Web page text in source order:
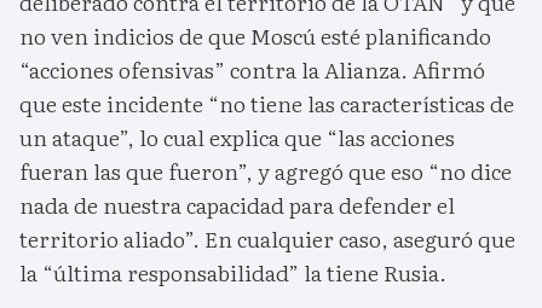
no ven indicios de que Moscú esté planificando
“acciones ofensivas” contra la Alianza. Afirmó
que este incidente “no tiene las características de
un ataque”, lo cual explica que “las acciones
fueran las que fueron”, y agregó que eso “no dice
nada de nuestra capacidad para defender el
territorio aliado”. En cualquier caso, aseguró que
la “última responsabilidad” la tiene Rusia.